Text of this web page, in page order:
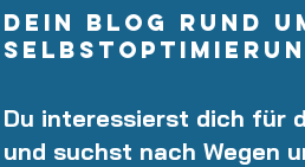
Dein Blog rund
Du interessierst dich für
und suchst nach Wegen